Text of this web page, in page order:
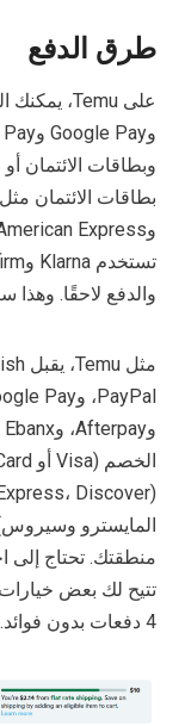
طرق الدفع
على Temu، يمكنك الدفع باستخدام
وبطاقات الائتمان
والدفع لاحقًا. وهذا
مثل Temu، يقبل Wish أيضًا تعددًا
المايسترو
منطقتك. تحتاج إلى
4 دفعات بدون فوائد.